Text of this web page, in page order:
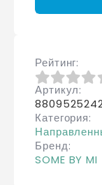
Рейтинг
0из 5
Артикул
Категория
Бренд
SOME BY MI